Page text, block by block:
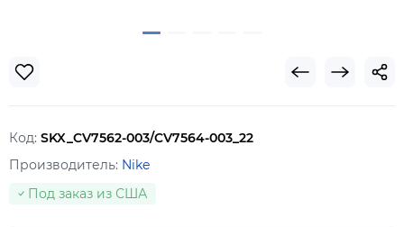
Код: SKX_CV7562-003/CV7564-003_22
Производитель: Nike
Под заказ из США